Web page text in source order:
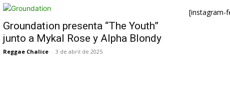
Groundation presenta “The Youth”
junto a Mykal Rose y Alpha Blondy
Reggae Chalice - 3 de abril de 2025
[instagram-